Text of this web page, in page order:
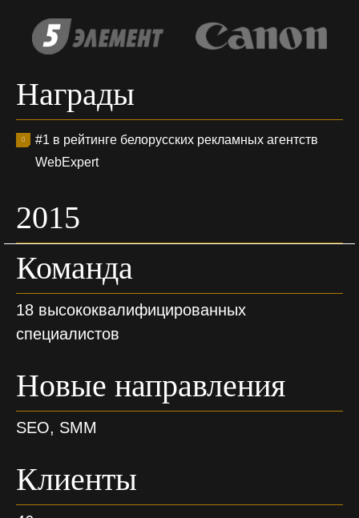
Награды
#1 в рейтинге белорусских рекламных агентств
WebExpert
2015
Команда
18 высококвалифицированных
специалистов
Новые направления
SEO, SMM
Клиенты